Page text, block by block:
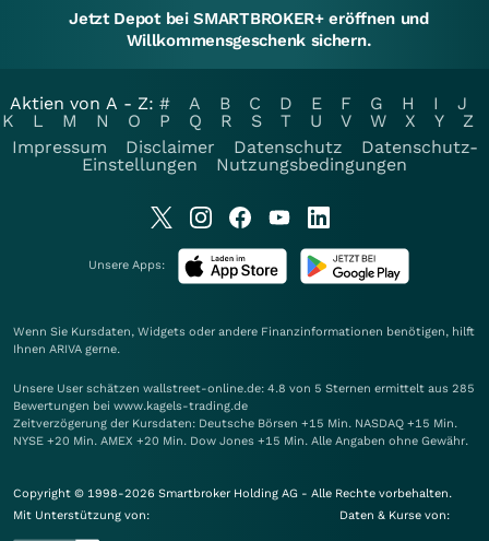
Jetzt Depot bei SMARTBROKER+ eröffnen und
Willkommensgeschenk sichern.
Aktien von A - Z: # A B C D E F G H I
J
K
L M N O P Q R S T U V W X Y
Z
Impressum
Disclaimer Datenschutz
Datenschutz-
Einstellungen
Nutzungsbedingungen
Unsere Apps:
Wenn Sie Kursdaten, Widgets oder andere Finanzinformationen benötigen, hilft
Ihnen ARIVA gerne.
Unsere User schätzen wallstreet-online.de: 4.8 von 5 Sternen ermittelt aus 285
Bewertungen bei www.kagels-trading.de
Zeitverzögerung der Kursdaten: Deutsche Börsen +15 Min. NASDAQ +15 Min.
NYSE +20 Min. AMEX +20 Min. Dow Jones +15 Min. Alle Angaben ohne Gewähr.
Copyright © 1998-2026 Smartbroker Holding AG - Alle Rechte vorbehalten.
Mit Unterstützung von:
Daten & Kurse von: